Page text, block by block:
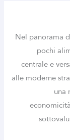
Nel panorama
pochi
centrale e
alle moderne
una